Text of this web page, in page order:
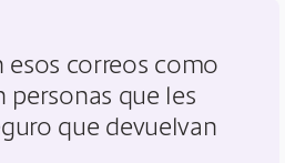
correos como
personas que les
que devuelvan